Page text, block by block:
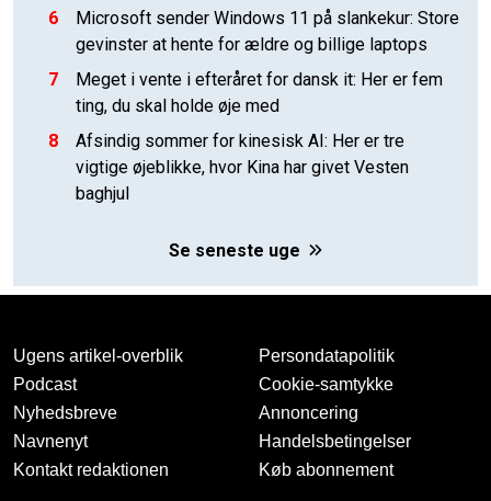
6
Microsoft sender Windows 11 på slankekur: Store
gevinster at hente for ældre og billige laptops
7
Meget i vente i efteråret for dansk it: Her er fem
ting, du skal holde øje med
8
Afsindig sommer for kinesisk AI: Her er tre
vigtige øjeblikke, hvor Kina har givet Vesten
baghjul
Se seneste uge
Ugens artikel-overblik
Podcast
Nyhedsbreve
Navnenyt
Kontakt redaktionen
Persondatapolitik
Cookie-samtykke
Annoncering
Handelsbetingelser
Køb abonnement